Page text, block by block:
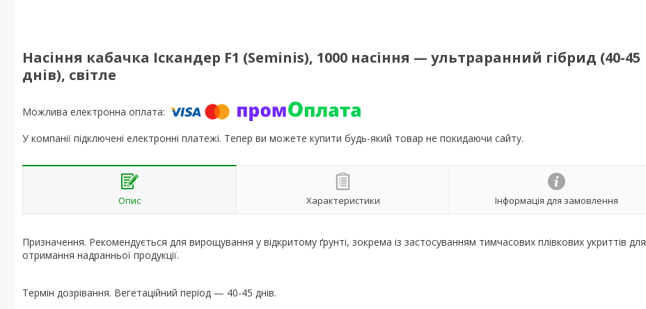
Насіння кабачка Іскандер F1 (Seminis), 1000 насіння — ультраранний гібрид (40-45
днів), світле
У компанії підключені електронні платежі. Тепер ви можете купити будь-який товар не покидаючи сайту.
Опис Характеристики Інформація для замовлення
Призначення. Рекомендується для вирощування у відкритому ґрунті, зокрема із застосуванням тимчасових плівкових укриттів для
отримання надранньої продукції.
Термін дозрівання. Вегетаційний період — 40-45 днів.